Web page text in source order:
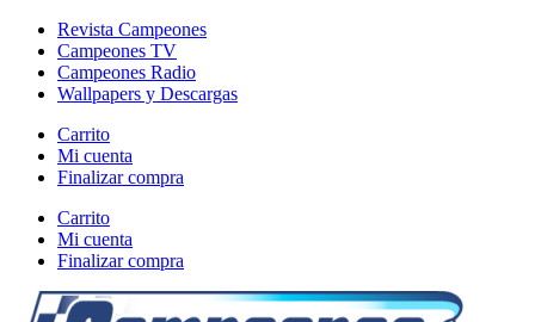
Revista Campeones
Campeones TV
Campeones Radio
Wallpapers y Descargas
Carrito
Mi cuenta
Finalizar compra
Carrito
Mi cuenta
Finalizar compra